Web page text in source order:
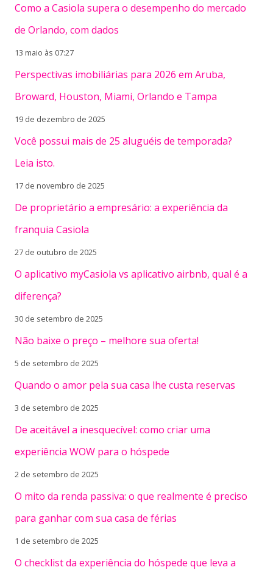
Como a Casiola supera o desempenho do mercado
de Orlando, com dados
13 maio às 07:27
Perspectivas imobiliárias para 2026 em Aruba,
Broward, Houston, Miami, Orlando e Tampa
19 de dezembro de 2025
Você possui mais de 25 aluguéis de temporada?
Leia isto.
17 de novembro de 2025
De proprietário a empresário: a experiência da
franquia Casiola
27 de outubro de 2025
O aplicativo myCasiola vs aplicativo airbnb, qual é a
diferença?
30 de setembro de 2025
Não baixe o preço – melhore sua oferta!
5 de setembro de 2025
Quando o amor pela sua casa lhe custa reservas
3 de setembro de 2025
De aceitável a inesquecível: como criar uma
experiência WOW para o hóspede
2 de setembro de 2025
O mito da renda passiva: o que realmente é preciso
para ganhar com sua casa de férias
1 de setembro de 2025
O checklist da experiência do hóspede que leva a